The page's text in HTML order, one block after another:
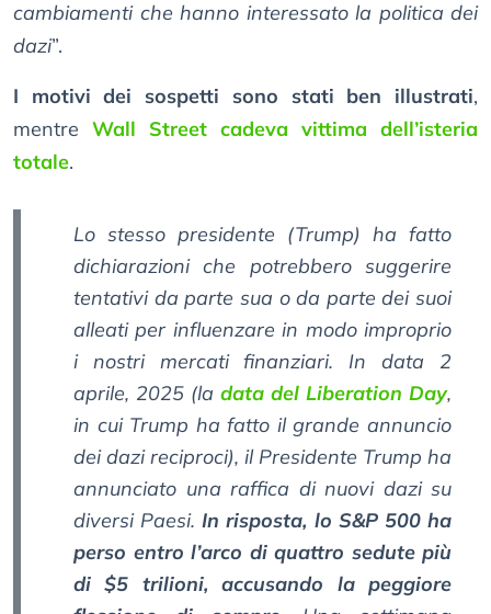
cambiamenti che hanno interessato la politica dei
dazi”.
I motivi dei sospetti sono stati ben illustrati,
mentre Wall Street cadeva vittima dell’isteria
totale.
Lo stesso presidente (Trump) ha fatto
dichiarazioni che potrebbero suggerire
tentativi da parte sua o da parte dei suoi
alleati per influenzare in modo improprio
i nostri mercati finanziari. In data 2
aprile, 2025 (la data del Liberation Day,
in cui Trump ha fatto il grande annuncio
dei dazi reciproci), il Presidente Trump ha
annunciato una raffica di nuovi dazi su
diversi Paesi.In risposta, lo S&P 500 ha
perso entro l’arco di quattro sedute più
di $5 trilioni, accusando la peggiore